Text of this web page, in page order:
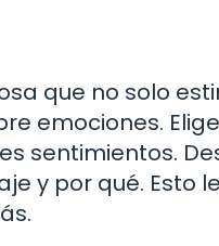
que no solo
emociones.
sentimientos.
y por qué. Esto